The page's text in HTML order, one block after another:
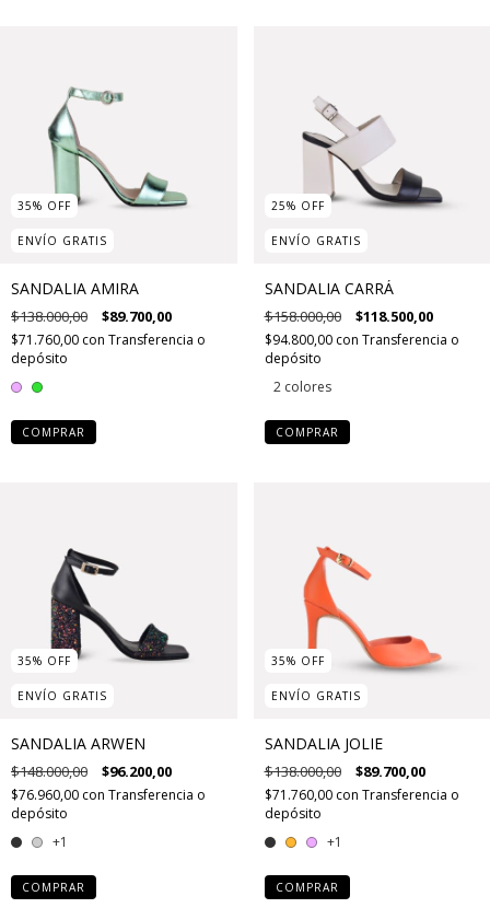
35% OFF
ENVÍO GRATIS
SANDALIA AMIRA
$138.000,00 $89.700,00
$71.760,00 con Transferencia o
depósito
COMPRAR
25% OFF
ENVÍO GRATIS
SANDALIA CARRÁ
$158.000,00 $118.500,00
$94.800,00 con Transferencia o
depósito
2 colores
COMPRAR
35% OFF
ENVÍO GRATIS
SANDALIA ARWEN
$148.000,00 $96.200,00
$76.960,00 con Transferencia o
depósito
+1
COMPRAR
35% OFF
ENVÍO GRATIS
SANDALIA JOLIE
$138.000,00 $89.700,00
$71.760,00 con Transferencia o
depósito
+1
COMPRAR